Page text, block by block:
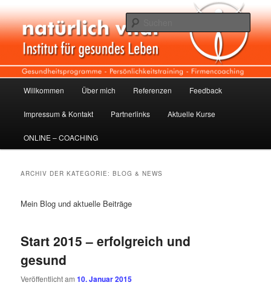
Inhalt
wechseln
sekundären
Inhalt
wechselnNatürlich vital
Willkommen Über mich Referenzen Feedback
Impressum & Kontakt Partnerlinks Aktuelle Kurse
ONLINE – COACHING
ARCHIV DER KATEGORIE:BLOG & NEWS
Mein Blog und aktuelle Beiträge
Start 2015 – erfolgreich und
gesund
Veröffentlicht am10. Januar 2015